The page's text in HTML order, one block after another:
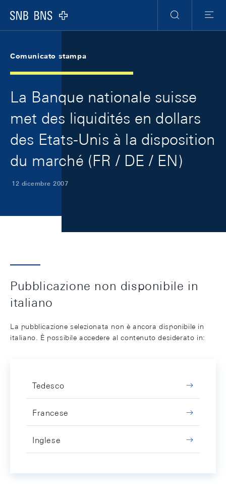
Logo
Ricerca
Menu
Comunicato stampa
La Banque nationale suisse
met des liquidités en dollars
des Etats-Unis à la disposition
du marché (FR / DE / EN)
12 dicembre 2007
Pubblicazione non disponibile in
italiano
La pubblicazione selezionata non è ancora disponibile in
italiano. È possibile accedere al contenuto desiderato in:
Tedesco
Francese
Inglese